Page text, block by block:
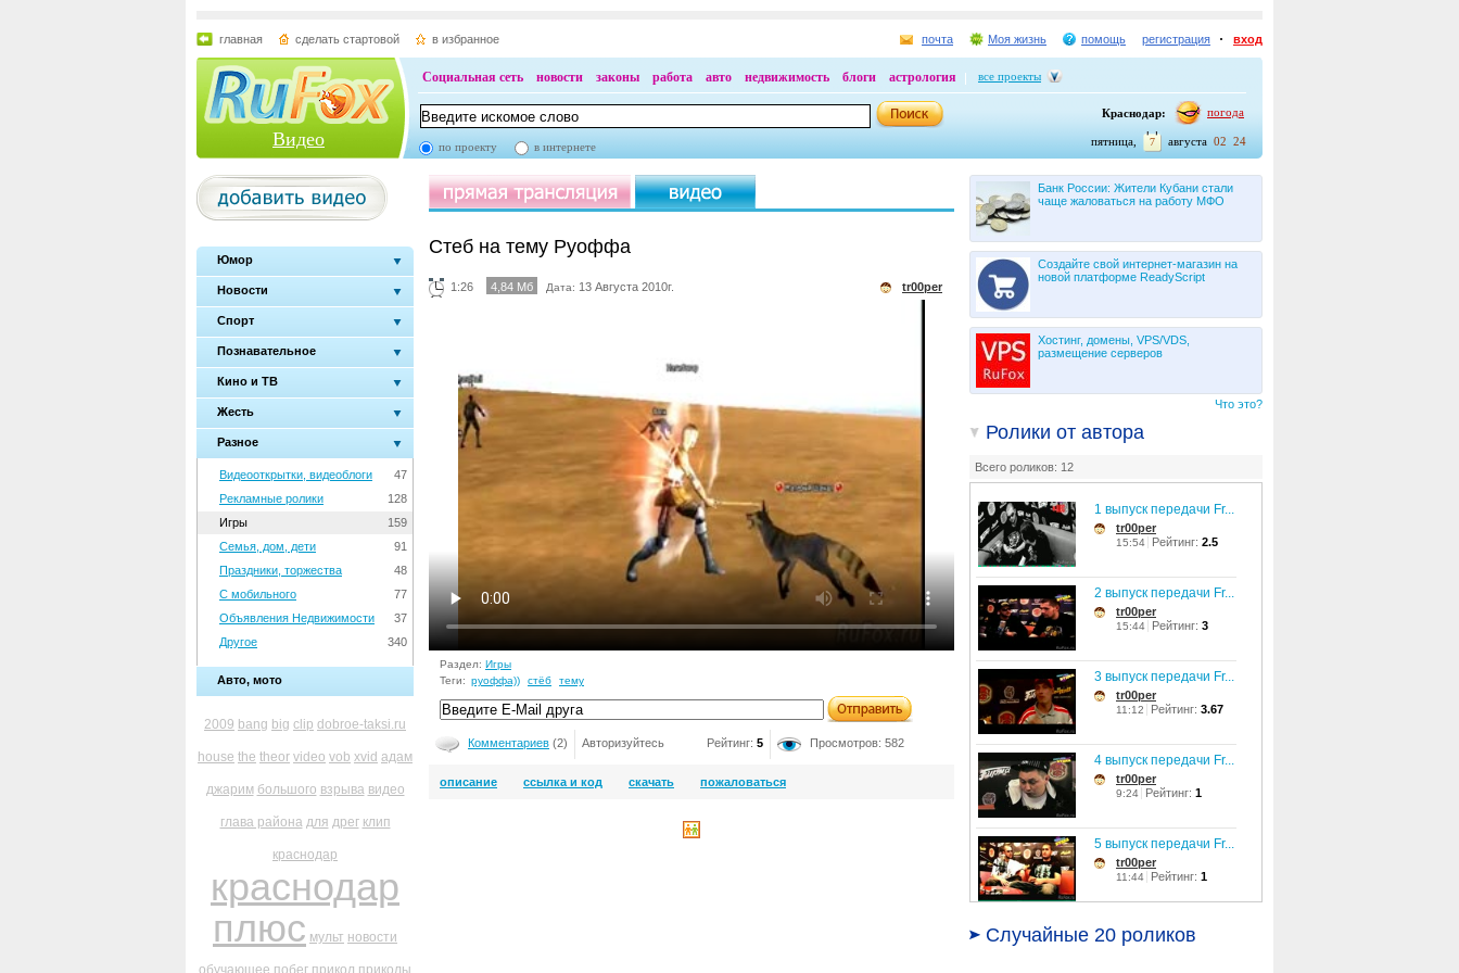
главная сделать стартовой в избранное почта Моя жизнь помощь регистрация вход
Видео
Социальная сеть новости законы работа авто недвижимость блоги астрология все проекты
Краснодар: погода
02 24
августа
7
пятница,
по проекту в интернете
Юмор
Новости
Спорт
Познавательное
Кино и ТВ
Жесть
Разное
47
Видеооткрытки, видеоблоги
128
Рекламные ролики
159
Игры
91
Семья, дом, дети
48
Праздники, торжества
77
С мобильного
37
Объявления Недвижимости
340
Другое
Авто, мото
2009 bang big clip dobroe-taksi.ru
house the theor video vob xvid адам
джарим большого взрыва видео
глава района для дрег клип
краснодар
краснодар
плюс мульт новости
обучающее побег прикол приколы
Банк России: Жители Кубани стали
чаще жаловаться на работу МФО
Создайте свой интернет-магазин на
новой платформе ReadyScript
Хостинг, домены, VPS/VDS,
размещение серверов
Что это?
Ролики от автора
Всего роликов: 12
1 выпуск передачи Fr...
tr00per
15:54 Рейтинг: 2.5
2 выпуск передачи Fr...
tr00per
15:44 Рейтинг: 3
3 выпуск передачи Fr...
tr00per
11:12 Рейтинг: 3.67
4 выпуск передачи Fr...
tr00per
9:24 Рейтинг: 1
5 выпуск передачи Fr...
tr00per
11:44 Рейтинг: 1
6 выпуск передачи Fr...
tr00per
Случайные 20 роликов
Стеб на тему Руоффа
1:26 4,84 Мб Дата: 13 Августа 2010г. tr00per
Раздел: Игры
Теги: руоффа)) стёб тему
Комментариев (2) Авторизуйтесь Рейтинг: 5 Просмотров: 582
описание ссылка и код скачать пожаловаться